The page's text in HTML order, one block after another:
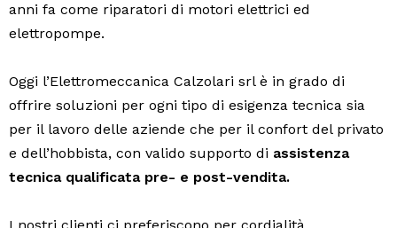
anni fa come riparatori di motori elettrici ed
elettropompe.
Oggi l’Elettromeccanica Calzolari srl è in grado di
offrire soluzioni per ogni tipo di esigenza tecnica sia
per il lavoro delle aziende che per il confort del privato
e dell’hobbista, con valido supporto di assistenza
tecnica qualificata pre- e post-vendita.